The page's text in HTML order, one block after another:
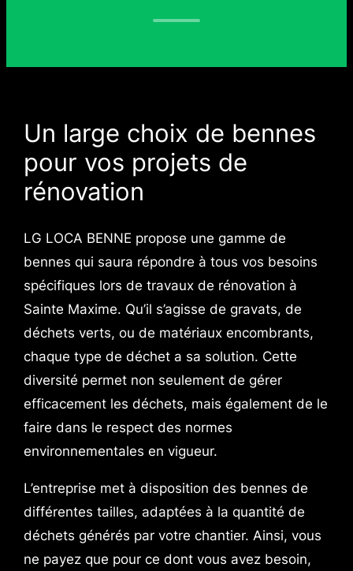
Un large choix de bennes
pour vos projets de
rénovation
LG LOCA BENNE propose une gamme de
bennes qui saura répondre à tous vos besoins
spécifiques lors de travaux de rénovation à
Sainte Maxime. Qu’il s’agisse de gravats, de
déchets verts, ou de matériaux encombrants,
chaque type de déchet a sa solution. Cette
diversité permet non seulement de gérer
efficacement les déchets, mais également de le
faire dans le respect des normes
environnementales en vigueur.
L’entreprise met à disposition des bennes de
différentes tailles, adaptées à la quantité de
déchets générés par votre chantier. Ainsi, vous
ne payez que pour ce dont vous avez besoin,